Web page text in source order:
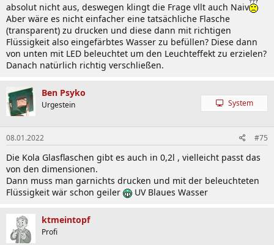
absolut nicht aus, deswegen klingt die Frage vllt auch Naiv
Aber wäre es nicht einfacher eine tatsächliche Flasche
(transparent) zu drucken und diese dann mit richtigen
Flüssigkeit also eingefärbtes Wasser zu befüllen? Diese dann
von unten mit LED beleuchtet um den Leuchteffekt zu erzielen?
Danach natürlich richtig verschließen.
Ben Psyko
Urgestein System
08.01.2022 #75
Die Kola Glasflaschen gibt es auch in 0,2l , vielleicht passt das
von den dimensionen.
Dann muss man garnichts drucken und mit der beleuchteten
Flüssigkeit wär schon geiler
UV Blaues Wasser
ktmeintopf
Profi